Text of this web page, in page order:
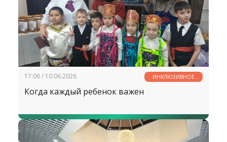
17:06 / 10.06.2026
ИНКЛЮЗИВНОЕ
ОБРАЗОВАНИЕ
Когда каждый ребенок важен